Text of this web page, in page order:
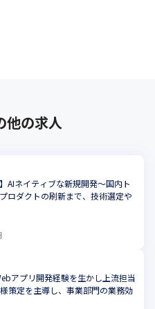
以下、ITR）「ITR Market
市場2022」メール処理市場：
クITリポート2022年9月号：
他の求人
AIネイティブな新規開発～国内ト
ロダクトの刷新まで、技術選定や
アプリ開発経験を生かし上流担当
策定を主導し、事業部門の業務効